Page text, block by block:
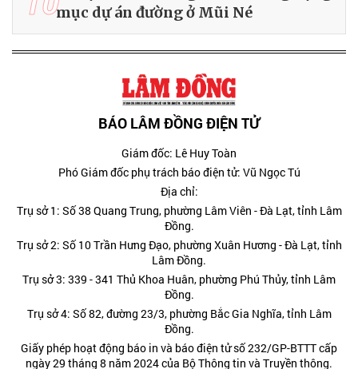
mục dự án đường ở Mũi Né
BÁO LÂM ĐỒNG ĐIỆN TỬ
Giám đốc: Lê Huy Toàn
Phó Giám đốc phụ trách báo điện tử: Vũ Ngọc Tú
Địa chỉ:
Trụ sở 1: Số 38 Quang Trung, phường Lâm Viên - Đà Lạt, tỉnh Lâm
Đồng.
Trụ sở 2: Số 10 Trần Hưng Đạo, phường Xuân Hương - Đà Lạt, tỉnh
Lâm Đồng.
Trụ sở 3: 339 - 341 Thủ Khoa Huân, phường Phú Thủy, tỉnh Lâm
Đồng.
Trụ sở 4: Số 82, đường 23/3, phường Bắc Gia Nghĩa, tỉnh Lâm
Đồng.
Giấy phép hoạt động báo in và báo điện tử số 232/GP-BTTT cấp
ngày 29 tháng 8 năm 2024 của Bộ Thông tin và Truyền thông.